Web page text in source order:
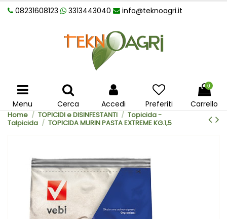
08231608123 3313443040 info@teknoagri.it
Menu Cerca Accedi Preferiti
0
Carrello
Home TOPICIDI e DISINFESTANTI
Topicida -
Talpicida
TOPICIDA MURIN PASTA EXTREME KG.1,5